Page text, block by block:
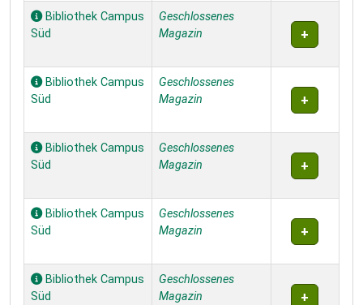
Bibliothek Campus
Süd
Geschlossenes
Magazin
Bibliothek Campus
Süd
Geschlossenes
Magazin
Bibliothek Campus
Süd
Geschlossenes
Magazin
Bibliothek Campus
Süd
Geschlossenes
Magazin
Bibliothek Campus
Süd
Geschlossenes
Magazin